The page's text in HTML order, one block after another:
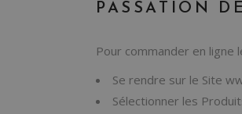
PASSATION
Pour commander en ligne
Se rendre sur le Site
Sélectionner les